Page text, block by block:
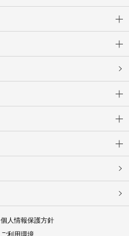
個人情報保護方針
ご利用環境